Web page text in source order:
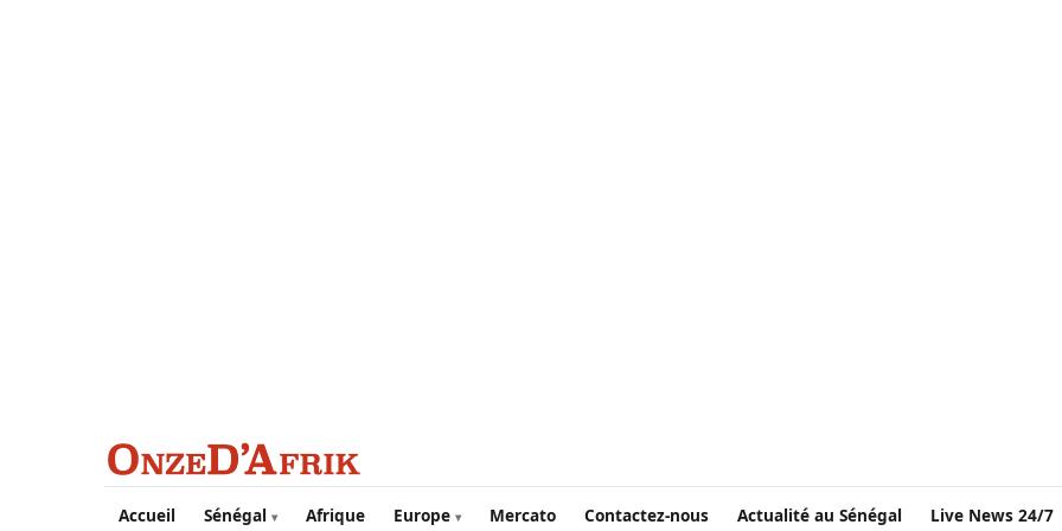
Aller au contenu principal
Accueil Sénégal Afrique Europe Mercato Contactez-nous Actualité au Sénégal Live News 24/7